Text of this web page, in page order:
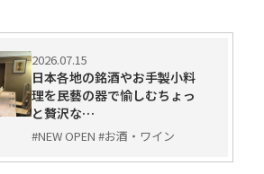
2026.07.15
日本各地の銘酒やお手製小料
理を民藝の器で愉しむちょっ
と贅沢な…
#NEW OPEN #お酒・ワイン